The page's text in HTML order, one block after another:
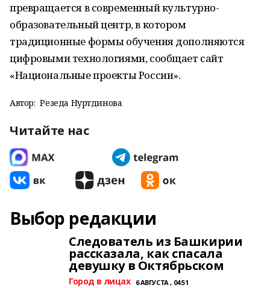
превращается в современный культурно-
образовательный центр, в котором
традиционные формы обучения дополняются
цифровыми технологиями, сообщает сайт
«Национальные проекты России».
Автор: Резеда Нуртдинова
Читайте нас
Выбор редакции
Следователь из Башкирии
рассказала, как спасала
девушку в Октябрьском
Город в лицах 6 АВГУСТА , 04:51